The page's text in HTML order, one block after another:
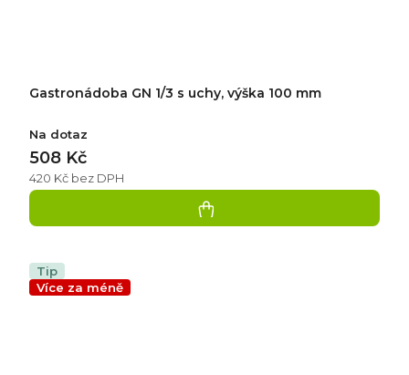
Gastronádoba GN 1/3 s uchy, výška 100 mm
Na dotaz
420 Kč bez DPH
508 Kč
Tip
Více za méně